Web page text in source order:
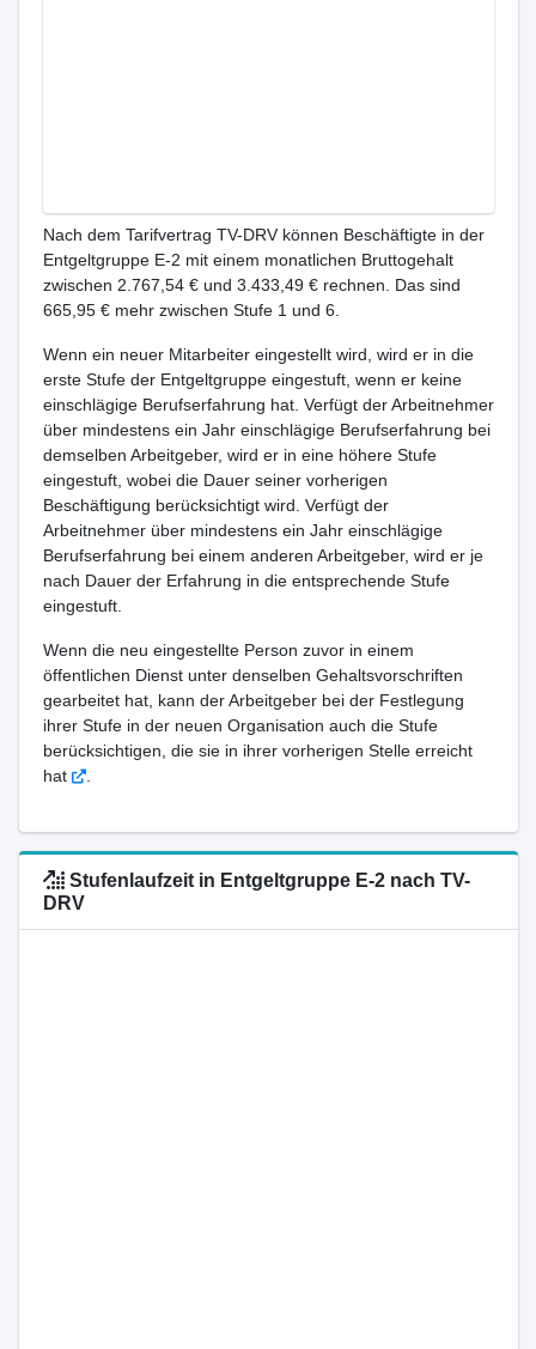
Nach dem Tarifvertrag TV-DRV können Beschäftigte in der
Entgeltgruppe E-2 mit einem monatlichen Bruttogehalt
zwischen 2.767,54 € und 3.433,49 € rechnen. Das sind
665,95 € mehr zwischen Stufe 1 und 6.
Wenn ein neuer Mitarbeiter eingestellt wird, wird er in die
erste Stufe der Entgeltgruppe eingestuft, wenn er keine
einschlägige Berufserfahrung hat. Verfügt der Arbeitnehmer
über mindestens ein Jahr einschlägige Berufserfahrung bei
demselben Arbeitgeber, wird er in eine höhere Stufe
eingestuft, wobei die Dauer seiner vorherigen
Beschäftigung berücksichtigt wird. Verfügt der
Arbeitnehmer über mindestens ein Jahr einschlägige
Berufserfahrung bei einem anderen Arbeitgeber, wird er je
nach Dauer der Erfahrung in die entsprechende Stufe
eingestuft.
Wenn die neu eingestellte Person zuvor in einem
öffentlichen Dienst unter denselben Gehaltsvorschriften
gearbeitet hat, kann der Arbeitgeber bei der Festlegung
ihrer Stufe in der neuen Organisation auch die Stufe
berücksichtigen, die sie in ihrer vorherigen Stelle erreicht
hat
.
Stufenlaufzeit in Entgeltgruppe E-2 nach TV-
DRV